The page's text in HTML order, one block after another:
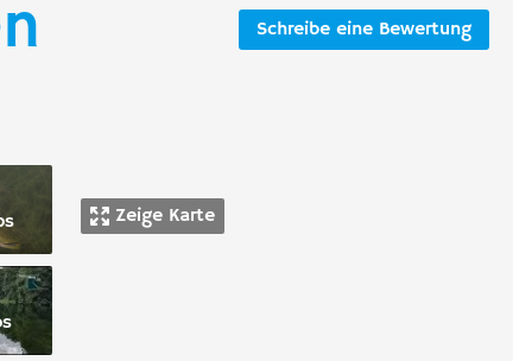
Schreibe eine Bewertung
Zeige Karte